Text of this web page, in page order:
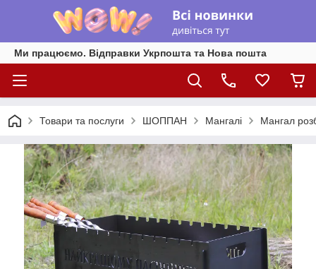
Ми працюємо. Відправки Укрпошта та Нова пошта
Товари та послуги ШОППАН Мангалі Мангал